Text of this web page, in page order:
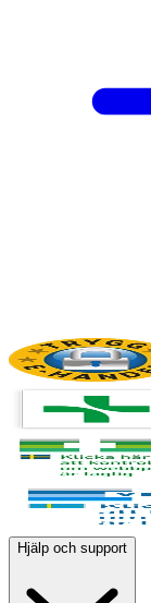
Hjälp och support